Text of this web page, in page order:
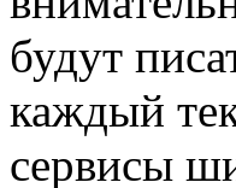
будут
каждый
сервисы